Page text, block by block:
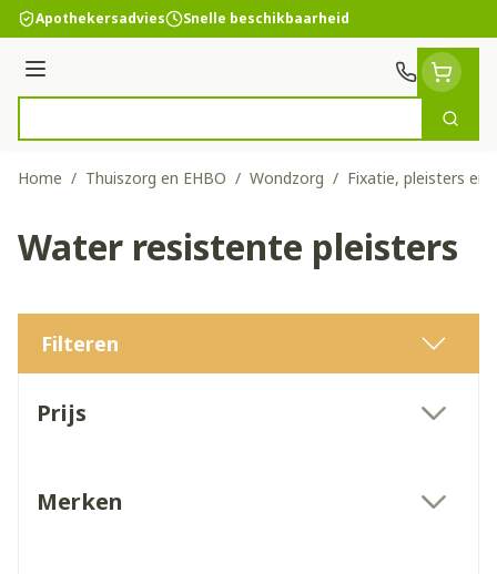
Ga naar de inhoud
Apothekersadvies Snelle beschikbaarheid
Menu
Zoek
Home / Thuiszorg en EHBO / Wondzorg / Fixatie, pleisters en
Water resistente pleisters
Filteren
Prijs
Merken